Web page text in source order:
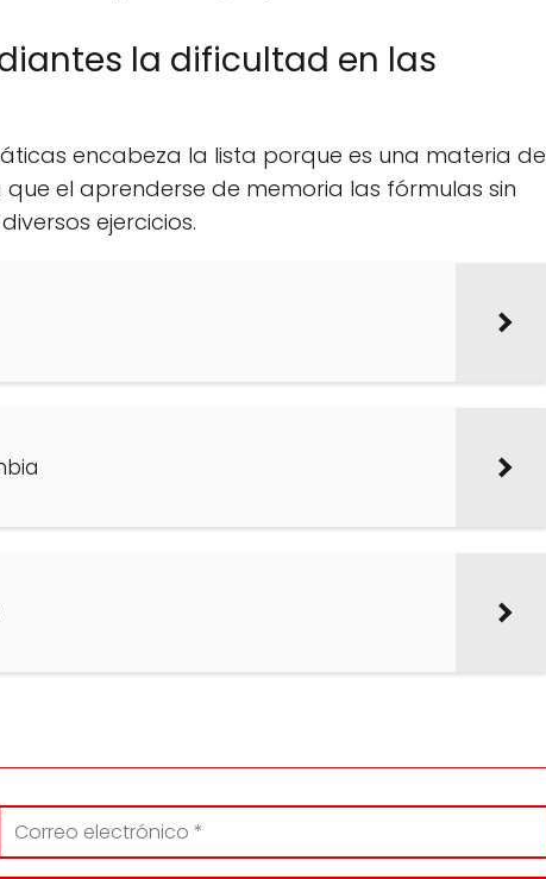
la dificultad en las
encabeza la lista porque es una materia de
el aprenderse de memoria las fórmulas sin
ejercicios.